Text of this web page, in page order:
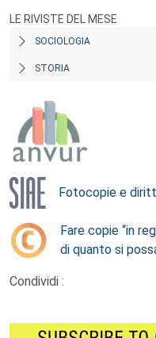
LE RIVISTE DEL MESE
SOCIOLOGIA
STORIA
Fotocopie e
Fare copie “in
di quanto si
Condividi :